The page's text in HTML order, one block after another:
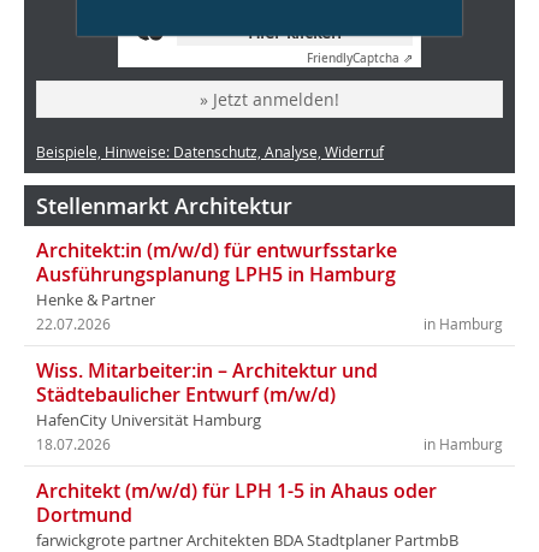
Hier klicken
FriendlyCaptcha ⇗
» Jetzt anmelden!
Beispiele, Hinweise: Datenschutz, Analyse, Widerruf
Stellenmarkt Architektur
Architekt:in (m/w/d) für entwurfsstarke
Ausführungsplanung LPH5 in Hamburg
Henke & Partner
in Hamburg
22.07.2026
Wiss. Mitarbeiter:in – Architektur und
Städtebaulicher Entwurf (m/w/d)
HafenCity Universität Hamburg
in Hamburg
18.07.2026
Architekt (m/w/d) für LPH 1-5 in Ahaus oder
Dortmund
farwickgrote partner Architekten BDA Stadtplaner PartmbB